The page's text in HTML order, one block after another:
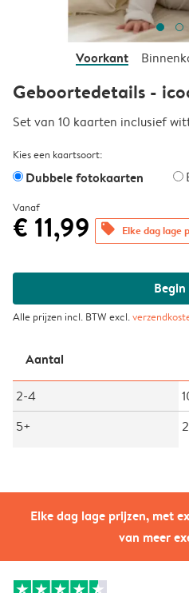
Elke dag lage prijzen, met
van meer
Voorkant
Geboortedetails -
Set van 10 kaarten inclusief
Kies een kaartsoort:
Dubbele fotokaarten
Vanaf
€ 11,99 offers Elke dag lage
Begin
Alle prijzen incl. BTW excl.
Aantal
2-4
5+